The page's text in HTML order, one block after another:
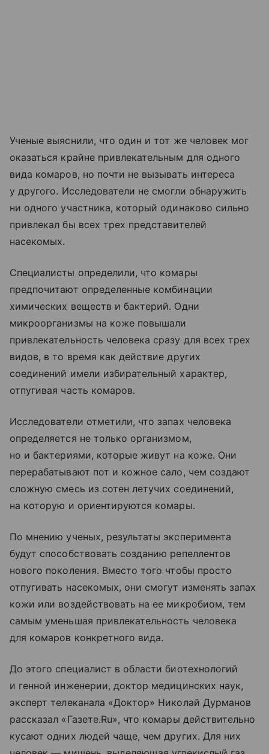
Ученые выяснили, что один и тот же человек мог
оказаться крайне привлекательным для одного
вида комаров, но почти не вызывать интереса
у другого. Исследователи не смогли обнаружить
ни одного участника, который одинаково сильно
привлекал бы всех трех представителей
насекомых.
Специалисты определили, что комары
предпочитают определенные комбинации
химических веществ и бактерий. Одни
микроорганизмы на коже повышали
привлекательность человека сразу для всех трех
видов, в то время как действие других
соединений имели избирательный характер,
отпугивая часть комаров.
Исследователи отметили, что запах человека
определяется не только организмом,
но и бактериями, которые живут на коже. Они
перерабатывают пот и кожное сало, чем создают
сложную смесь из сотен летучих соединений,
на которую и ориентируются комары.
По мнению ученых, результаты эксперимента
будут способствовать созданию репеллентов
нового поколения. Вместо того чтобы просто
отпугивать насекомых, они смогут изменять запах
кожи или воздействовать на ее микробиом, тем
самым уменьшая привлекательность человека
для комаров конкретного вида.
До этого специалист в области биотехнологий
и генной инженерии, доктор медицинских наук,
эксперт телеканала «Доктор» Николай Дурманов
рассказал «Газете.Ru», что комары действительно
кусают одних людей чаще, чем других. Для них